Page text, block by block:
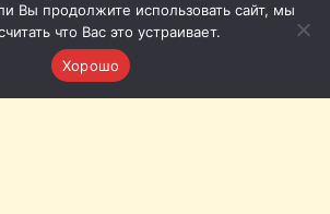
Вы продолжите использовать сайт, мы
что Вас это устраивает.
Хорошо